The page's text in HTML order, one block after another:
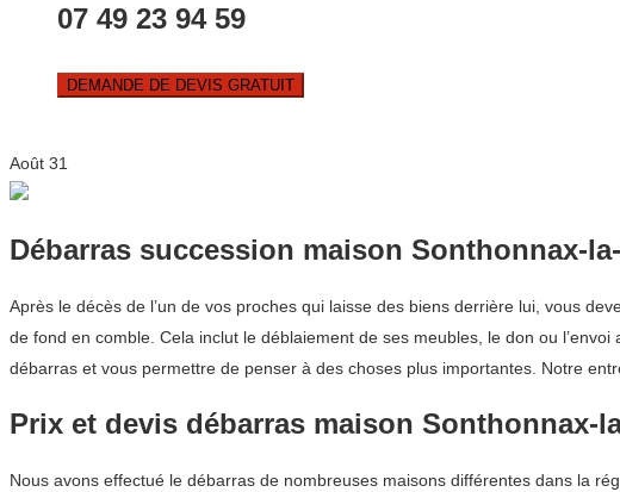
07 49 23 94 59
DEMANDE DE DEVIS GRATUIT
Août 31
Débarras succession maison Sonthonnax-
Après le décès de l’un de vos proches qui laisse des biens derrière lui, vous
de fond en comble. Cela inclut le déblaiement de ses meubles, le don ou
débarras et vous permettre de penser à des choses plus importantes. Notre
Prix et devis débarras maison Sonthonnax-
Nous avons effectué le débarras de nombreuses maisons différentes dans la